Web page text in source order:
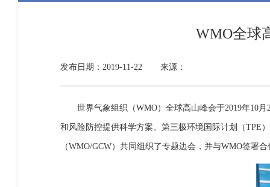
WMO全球
发布日期：2019-11-22 来源：
世界气象组织（WMO）全球高山峰会于2019年10
和风险防控提供科学方案。第三极环境国际计划（TPE
（WMO/GCW）共同组织了专题边会，并与WMO签署